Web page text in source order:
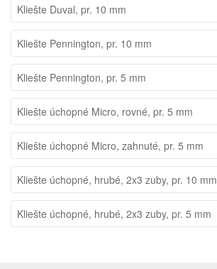
Kliešte Duval, pr. 10 mm
Kliešte Pennington, pr. 10 mm
Kliešte Pennington, pr. 5 mm
Kliešte úchopné Micro, rovné, pr. 5 mm
Kliešte úchopné Micro, zahnuté, pr. 5 mm
Kliešte úchopné, hrubé, 2x3 zuby, pr. 10 mm
Kliešte úchopné, hrubé, 2x3 zuby, pr. 5 mm